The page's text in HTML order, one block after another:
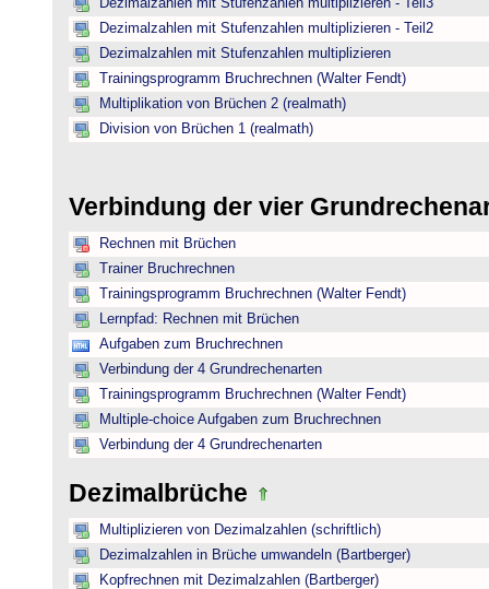
Dezimalzahlen mit Stufenzahlen multiplizieren - Teil3
Dezimalzahlen mit Stufenzahlen multiplizieren - Teil2
Dezimalzahlen mit Stufenzahlen multiplizieren
Trainingsprogramm Bruchrechnen (Walter Fendt)
Multiplikation von Brüchen 2 (realmath)
Division von Brüchen 1 (realmath)
Verbindung der vier
Rechnen mit Brüchen
Trainer Bruchrechnen
Trainingsprogramm Bruchrechnen (Walter Fendt)
Lernpfad: Rechnen mit Brüchen
Aufgaben zum Bruchrechnen
Verbindung der 4 Grundrechenarten
Trainingsprogramm Bruchrechnen (Walter Fendt)
Multiple-choice Aufgaben zum Bruchrechnen
Verbindung der 4 Grundrechenarten
Dezimalbrüche
Multiplizieren von Dezimalzahlen (schriftlich)
Dezimalzahlen in Brüche umwandeln (Bartberger)
Kopfrechnen mit Dezimalzahlen (Bartberger)